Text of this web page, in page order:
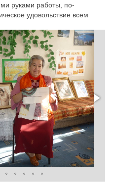
руками работы, по-
удовольствие всем